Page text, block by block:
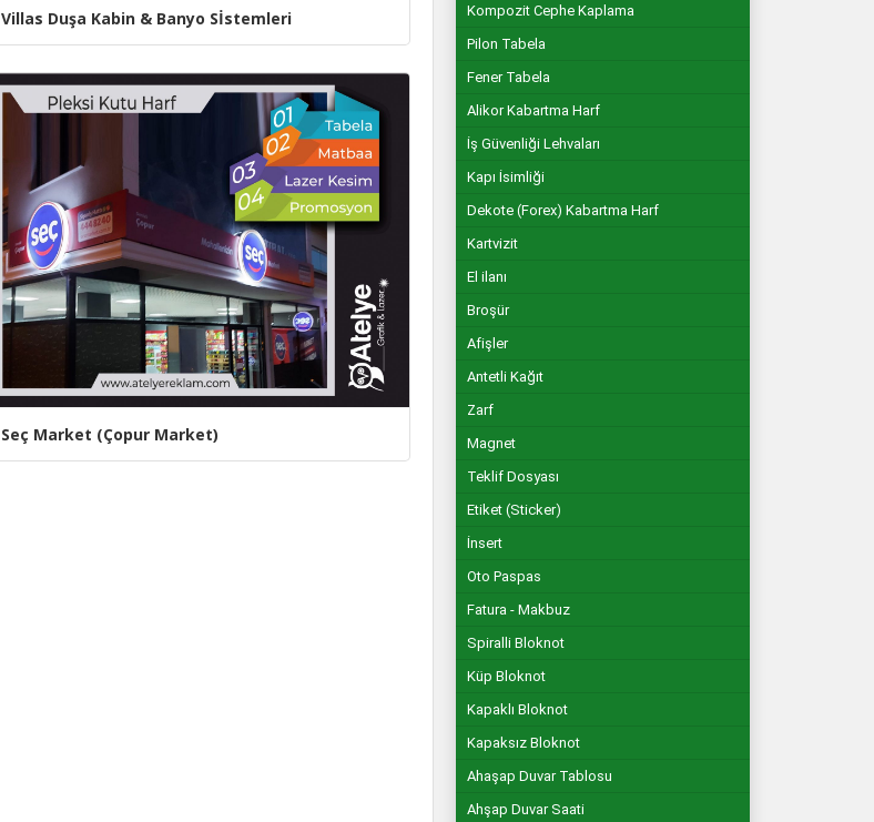
Villas Duşa Kabin & Banyo Sİstemleri
Seç Market (Çopur Market)
Kompozit Cephe Kaplama
Pilon Tabela
Fener Tabela
Alikor Kabartma Harf
İş Güvenliği Lehvaları
Kapı İsimliği
Dekote (Forex) Kabartma Harf
Kartvizit
El ilanı
Broşür
Afişler
Antetli Kağıt
Zarf
Magnet
Teklif Dosyası
Etiket (Sticker)
İnsert
Oto Paspas
Fatura - Makbuz
Spiralli Bloknot
Küp Bloknot
Kapaklı Bloknot
Kapaksız Bloknot
Ahaşap Duvar Tablosu
Ahşap Duvar Saati